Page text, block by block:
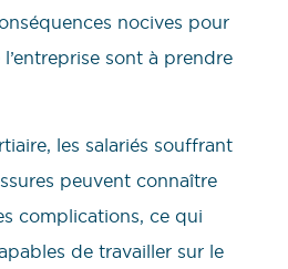
nocives pour
sont à prendre
les salariés souffrant
peuvent connaître
complications, ce qui
de travailler sur le